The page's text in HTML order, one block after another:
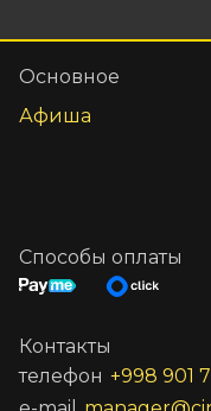
Основное
Афиша
Способы оплаты
Контакты
телефон +998 901